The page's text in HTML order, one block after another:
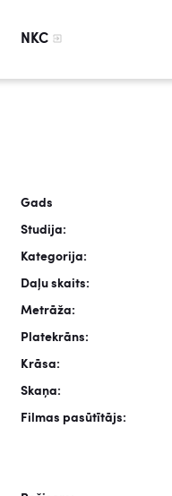
NKC
Gads
Studija:
Kategorija:
Daļu skaits:
Metrāža:
Platekrāns:
Krāsa:
Skaņa:
Filmas pasūtītājs: